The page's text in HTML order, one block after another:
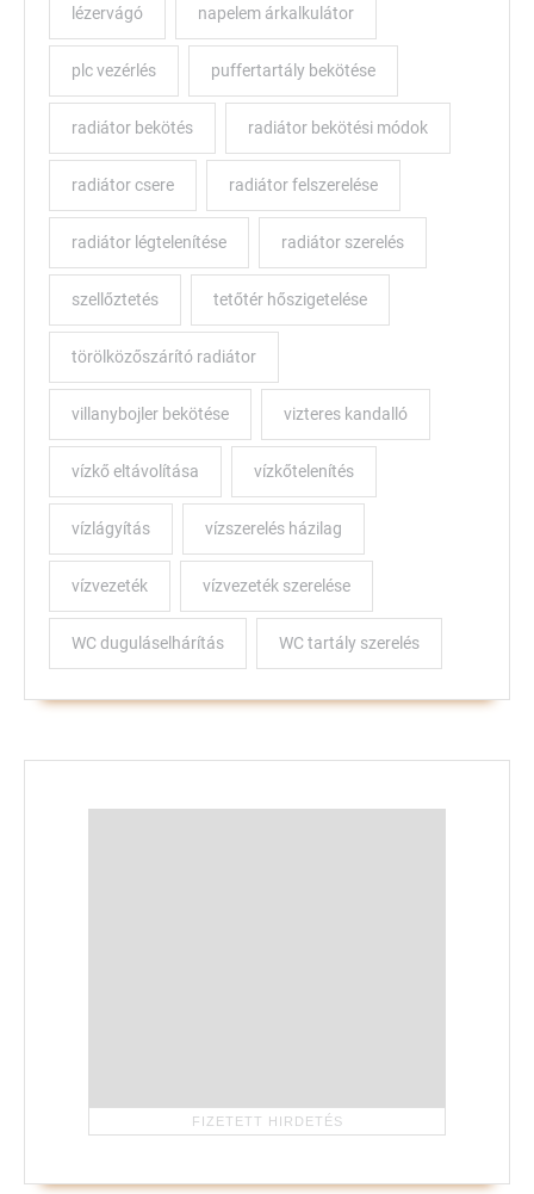
lézervágó napelem árkalkulátor
plc vezérlés puffertartály bekötése
radiátor bekötés radiátor bekötési módok
radiátor csere radiátor felszerelése
radiátor légtelenítése radiátor szerelés
szellőztetés tetőtér hőszigetelése
törölközőszárító radiátor
villanybojler bekötése vizteres kandalló
vízkő eltávolítása vízkőtelenítés
vízlágyítás vízszerelés házilag
vízvezeték vízvezeték szerelése
WC duguláselhárítás WC tartály szerelés